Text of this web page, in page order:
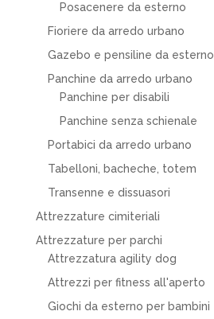
Posacenere da esterno
Fioriere da arredo urbano
Gazebo e pensiline da esterno
Panchine da arredo urbano
Panchine per disabili
Panchine senza schienale
Portabici da arredo urbano
Tabelloni, bacheche, totem
Transenne e dissuasori
Attrezzature cimiteriali
Attrezzature per parchi
Attrezzatura agility dog
Attrezzi per fitness all'aperto
Giochi da esterno per bambini